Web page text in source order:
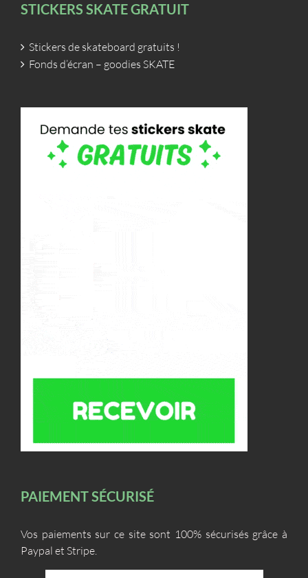
STICKERS SKATE GRATUIT
Stickers de skateboard gratuits !
Fonds d’écran – goodies SKATE
PAIEMENT SÉCURISÉ
Vos paiements sur ce site sont 100% sécurisés grâce à
Paypal et Stripe.